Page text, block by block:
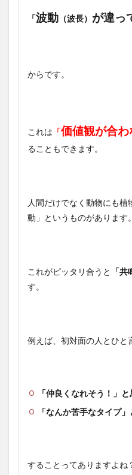
「波動 （波長） が違っ
からです。
これは 「価値観が合
ることもできます。
人間だけでなく動物にも
動」というものがあります。
これがピッタリ合うと 「共
す。
例えば、初対面の人とひと
「仲良くなれそう！」と
「なんか苦手なタイプ
することってありますよね